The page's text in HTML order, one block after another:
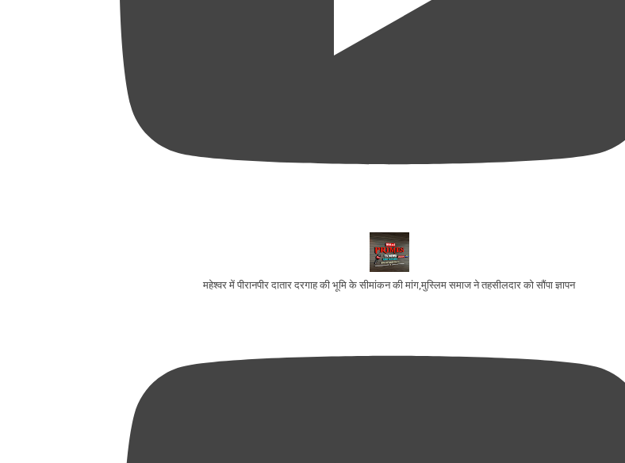
महेश्वर में पीरानपीर दातार दरगाह की भूमि के सीमांकन की मांग,मुस्लिम समाज ने तहसीलदार को सौंपा ज्ञापन